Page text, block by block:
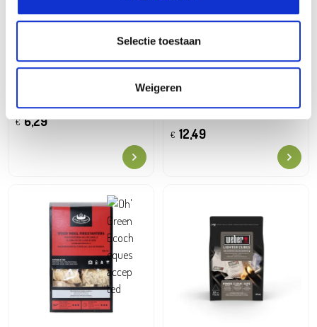
Selectie toestaan
Weigeren
€6,29
€ 12,49